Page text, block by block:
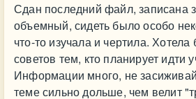
Сдан последний файл, записана
объемный, сидеть было особо
что-то изучала и чертила. Хотела
советов тем, кто планирует идти
Информации много, не
теме сильно дольше, чем велит